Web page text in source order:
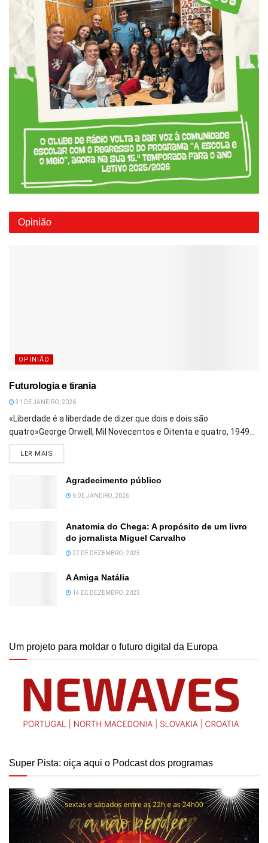
Opinião
OPINIÃO
Futurologia e tirania
31 DE JANEIRO, 2026
«Liberdade é a liberdade de dizer que dois e dois são
quatro»George Orwell, Mil Novecentos e Oitenta e quatro, 1949...
LER MAIS
Agradecimento público
6 DE JANEIRO, 2026
Anatomia do Chega: A propósito de um livro
do jornalista Miguel Carvalho
27 DE DEZEMBRO, 2025
A Amiga Natália
14 DE DEZEMBRO, 2025
Um projeto para moldar o futuro digital da Europa
Super Pista: oiça aqui o Podcast dos programas